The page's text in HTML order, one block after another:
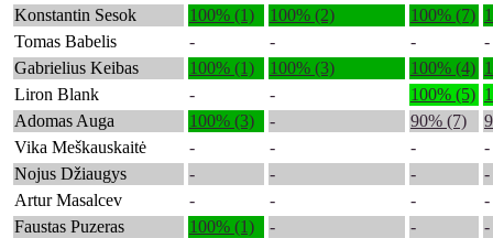
Konstantin Sesok
100% (1) 100% (2) 100% (7)
Tomas Babelis
- - -
-
Gabrielius Keibas
100% (1) 100% (3) 100% (4)
Liron Blank
- - 100% (5)
Adomas Auga
100% (3) - 90% (7)
Vika Meškauskaitė
- - -
-
Nojus Džiaugys
- - -
-
Artur Masalcev
- - -
-
Faustas Puzeras
100% (1) - - -